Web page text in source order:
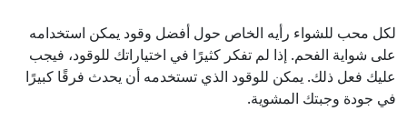
لكل محب للشواء رأيه الخاص حول أفضل وقود يمكن استخدامه
على شواية الفحم. إذا لم تفكر كثيرًا في اختياراتك للوقود، فيجب
عليك فعل ذلك. يمكن للوقود الذي تستخدمه أن يحدث فرقًا كبيرًا
في جودة وجبتك المشوية.